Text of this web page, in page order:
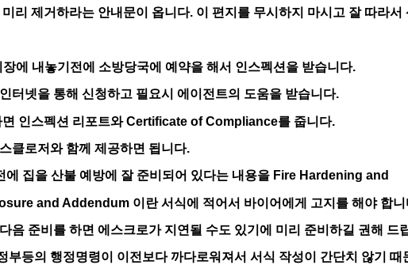
거하라는 안내문이 옵니다. 이 편지를 무시하지 마시고 잘 따라서
장에 내놓기전에 소방당국에 예약을 해서 인스펙션을 받습니다.
인터넷을 통해 신청하고 필요시 에이전트의 도움을 받습니다.
스펙션 리포트와Certificate of Compliance를 줍니다.
저와 함께 제공하면 됩니다.
에 집을 산불 예방에 잘 준비되어 있다는 내용을 Fire Hardening and
and Addendum 이란 서식에 적어서 바이어에게 고지를 해야 합니
음 준비를 하면 에스크로가 지연될 수도 있기에 미리 준비하길 권해 드
부등의 행정명령이 이전보다 까다로워져서 서식 작성이 간단치 않기 때